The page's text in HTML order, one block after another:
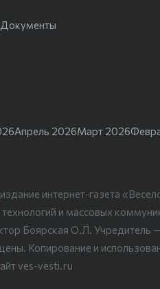
Документы
Апрель 2026Март 2026
интернет-газета
и массовых
Боярская О.Л. Учредитель
Копирование и
ves-vesti.ru